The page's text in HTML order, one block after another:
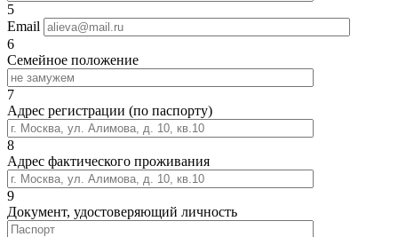
5
Email
6
Семейное положение
7
Адрес регистрации (по паспорту)
8
Адрес фактического проживания
9
Документ, удостоверяющий личность